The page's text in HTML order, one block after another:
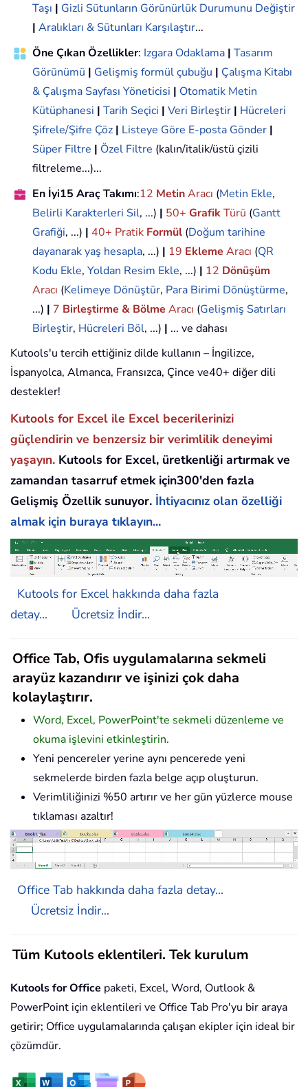
Taşı | Gizli Sütunların Görünürlük Durumunu Değiştir
| Aralıkları & Sütunları Karşılaştır...
Öne Çıkan Özellikler: Izgara Odaklama | Tasarım
Görünümü | Gelişmiş formül çubuğu | Çalışma Kitabı
& Çalışma Sayfası Yöneticisi | Otomatik Metin
Kütüphanesi | Tarih Seçici | Veri Birleştir | Hücreleri
Şifrele/Şifre Çöz | Listeye Göre E-posta Gönder |
Süper Filtre | Özel Filtre (kalın/italik/üstü çizili
filtreleme...)...
En İyi15 Araç Takımı:12 MetinAracı (Metin Ekle,
Belirli Karakterleri Sil, ...) | 50+ GrafikTürü (Gantt
Grafiği, ...) | 40+ Pratik Formül (Doğum tarihine
dayanarak yaş hesapla, ...) | 19 Ekleme Aracı (QR
Kodu Ekle, Yoldan Resim Ekle, ...) | 12 Dönüşüm
Aracı (Kelimeye Dönüştür, Para Birimi Dönüştürme,
...) | 7 Birleştirme & Bölme Aracı (Gelişmiş Satırları
Birleştir, Hücreleri Böl, ...) | ... ve dahası
Kutools'u tercih ettiğiniz dilde kullanın – İngilizce,
İspanyolca, Almanca, Fransızca, Çince ve40+ diğer dili
destekler!
Kutools for Excel ile Excel becerilerinizi
güçlendirin ve benzersiz bir verimlilik deneyimi
yaşayın. Kutools for Excel, üretkenliği artırmak ve
zamandan tasarruf etmek için300'den fazla
Gelişmiş Özellik sunuyor. İhtiyacınız olan özelliği
almak için buraya tıklayın...
Kutools for Excel hakkında daha fazla
detay...
Ücretsiz İndir...
Office Tab, Ofis uygulamalarına sekmeli
arayüz kazandırır ve işinizi çok daha
kolaylaştırır.
Word, Excel, PowerPoint'te sekmeli düzenleme ve
okuma işlevini etkinleştirin.
Yeni pencereler yerine aynı pencerede yeni
sekmelerde birden fazla belge açıp oluşturun.
Verimliliğinizi %50 artırır ve her gün yüzlerce mouse
tıklaması azaltır!
Office Tab hakkında daha fazla detay...
Ücretsiz İndir...
Tüm Kutools eklentileri. Tek kurulum
Kutools for Office paketi, Excel, Word, Outlook &
PowerPoint için eklentileri ve Office Tab Pro'yu bir araya
getirir; Office uygulamalarında çalışan ekipler için ideal bir
çözümdür.